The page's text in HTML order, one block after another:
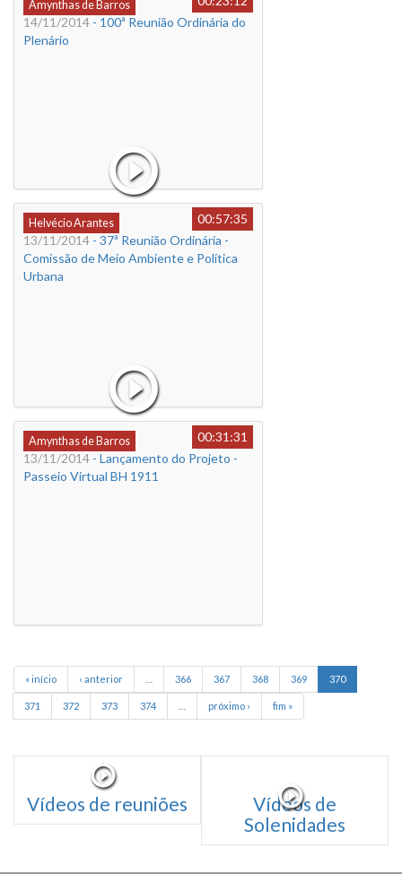
Amynthas de Barros
14/11/2014 - 100ª Reunião Ordinária do
Plenário
Helvécio Arantes
00:57:35
13/11/2014 - 37ª Reunião Ordinária -
Comissão de Meio Ambiente e Política
Urbana
Amynthas de Barros
00:31:31
13/11/2014 - Lançamento do Projeto -
Passeio Virtual BH 1911
« início ‹ anterior 366 367 368 369 370
371 372 373 374 próximo › fim »
Vídeos de reuniões
Vídeos de
Solenidades